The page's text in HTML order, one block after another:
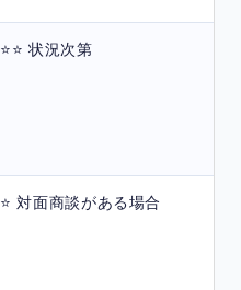
⭐⭐ 状況次第
⭐ 対面商談がある場合